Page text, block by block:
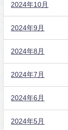
2024年10月
2024年9月
2024年8月
2024年7月
2024年6月
2024年5月